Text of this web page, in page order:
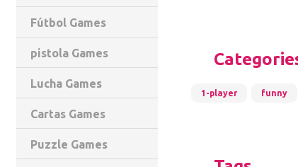
Fútbol Games
pistola Games
Lucha Games
Cartas Games
Puzzle Games
1-player funny